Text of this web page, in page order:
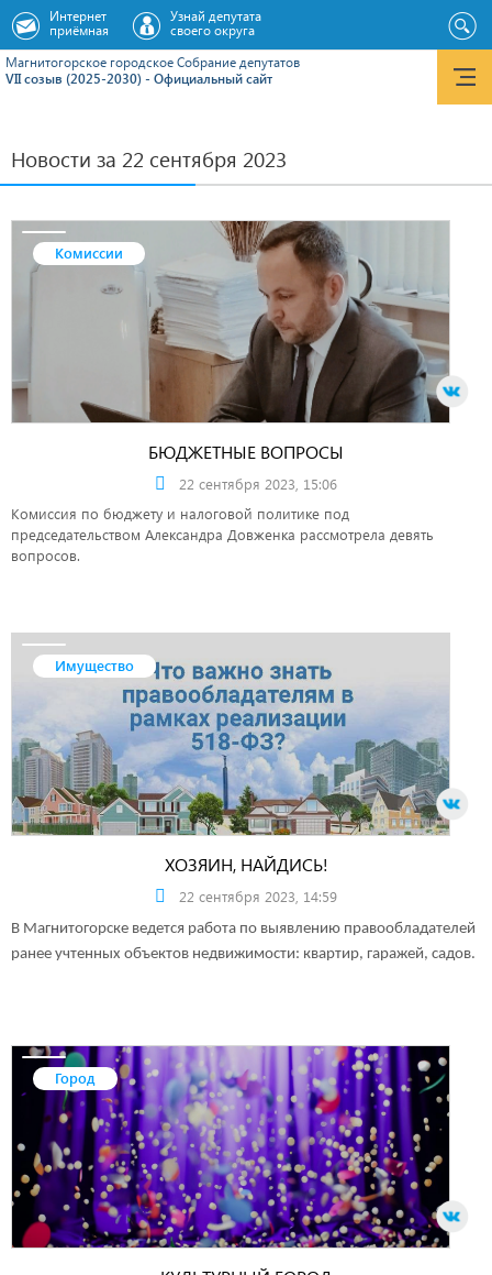
Магнитогорское городское Cобрание депутатов
VII созыв (2025-2030) - Официальный сайт
Интернет
приёмная
Узнай депутата
своего округа
Новости за 22 сентября 2023
Комиссии
БЮДЖЕТНЫЕ ВОПРОСЫ
22 сентября 2023, 15:06
Комиссия по бюджету и налоговой политике под
председательством Александра Довженка рассмотрела девять
вопросов.
Имущество
ХОЗЯИН, НАЙДИСЬ!
22 сентября 2023, 14:59
В Магнитогорске ведется работа по выявлению правообладателей
ранее учтенных объектов недвижимости: квартир, гаражей, садов.
Город